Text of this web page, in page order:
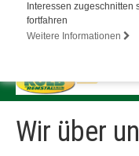
Interessen zugeschnitten
fortfahren
Weitere Informationen
Wir über